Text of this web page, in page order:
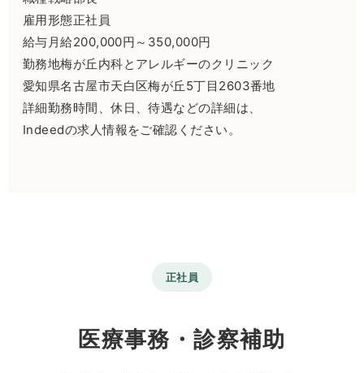
雇用形態正社員
給与月給200,000円～350,000円
勤務地梅が丘内科とアレルギーのクリニック
愛知県名古屋市天白区梅が丘5丁目2603番地
詳細勤務時間、休日、待遇などの詳細は、
Indeedの求人情報をご確認ください。
正社員
医療事務・診察補助